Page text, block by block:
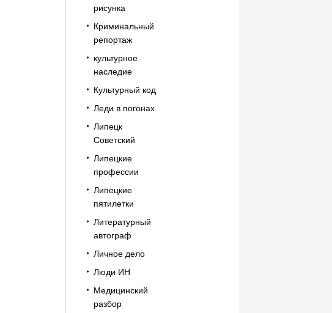
рисунка
Криминальный
репортаж
культурное
наследие
Культурный код
Леди в погонах
Липецк
Советский
Липецкие
профессии
Липецкие
пятилетки
Литературный
автограф
Личное дело
Люди ИН
Медицинский
разбор